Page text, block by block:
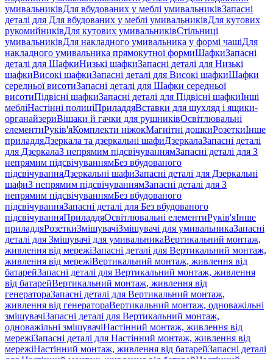
умивальниківДля вбудованих у меблі умивальниківЗапасні
деталі для Для вбудованих у меблі умивальниківДля кутових
рукомийниківДля кутових умивальниківСтільниці
умивальниківДля накладного умивальника у формі чашіДля
накладного умивальника прямокутної формиШафкиЗапасні
деталі для ШафкиНизькі шафкиЗапасні деталі для Низькі
шафкиВисокі шафкиЗапасні деталі для Високі шафкиШафки
середньої висотиЗапасні деталі для Шафки середньої
висотиПідвісні шафкиЗапасні деталі для Підвісні шафкиІнші
мебліНастінні полиціПриладдяВставки для шухляд і ящики-
органайзериВішаки й гачки для рушниківОсвітлювальні
елементиРуків'яКомплекти ніжокМагнітні дошкиРозеткиІнше
приладдяДзеркала та дзеркальні шафиДзеркалаЗапасні деталі
для ДзеркалаЗ непрямим підсвічуваннямЗапасні деталі для З
непрямим підсвічуваннямБез вбудованого
підсвічуванняДзеркальні шафиЗапасні деталі для Дзеркальні
шафиЗ непрямим підсвічуваннямЗапасні деталі для З
непрямим підсвічуваннямБез вбудованого
підсвічуванняЗапасні деталі для Без вбудованого
підсвічуванняПриладдяОсвітлювальні елементиРуків'яІнше
приладдяРозеткиЗмішувачіЗмішувачі для умивальникаЗапасні
деталі для Змішувачі для умивальникаВертикальний монтаж,
живлення від мережіЗапасні деталі для Вертикальний монтаж,
живлення від мережіВертикальний монтаж, живлення від
батарейЗапасні деталі для Вертикальний монтаж, живлення
від батарейВертикальний монтаж, живлення від
генератораЗапасні деталі для Вертикальний монтаж,
живлення від генератораВертикальний монтаж, одноважільні
змішувачіЗапасні деталі для Вертикальний монтаж,
одноважільні змішувачіНастінний монтаж, живлення від
мережіЗапасні деталі для Настінний монтаж, живлення від
мережіНастінний монтаж, живлення від батарейЗапасні деталі